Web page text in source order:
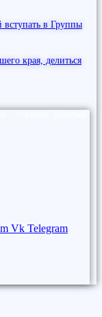
в Группы
края, делиться
Vk Telegram